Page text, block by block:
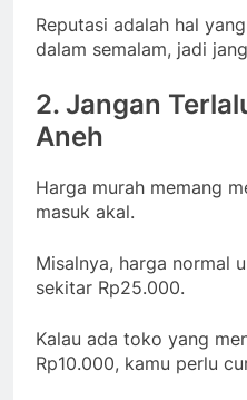
Reputasi adalah hal
dalam semalam, jadi
2. Jangan
Aneh
Harga murah memang
masuk akal.
Misalnya, harga normal
sekitar Rp25.000.
Kalau ada toko yang
Rp10.000, kamu perlu